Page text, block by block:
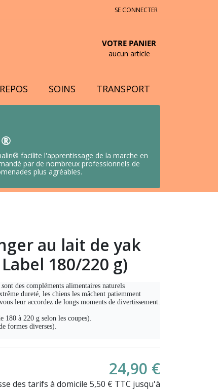
SE CONNECTER
VOTRE PANIER
aucun article
REPOS SOINS TRANSPORT
facilite l'apprentissage de la marche en
par de nombreux professionnels de
plus agréables.
au lait de yak
180/220 g)
ont des compléments alimentaires naturels
dureté, les chiens les mâchent patiemment
leur accordez de longs moments de divertissement.
180 à 220 g selon les coupes).
formes diverses).
24,90 €
des tarifs à domicile 5,50 € TTC jusqu'à